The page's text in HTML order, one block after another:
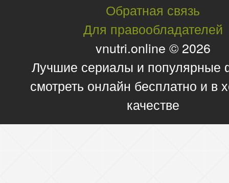
Обратная связь
Для правообладателей
vnutri.online © 2026
Лучшие сериалы и
смотреть онлайн бесплатно и в
качестве